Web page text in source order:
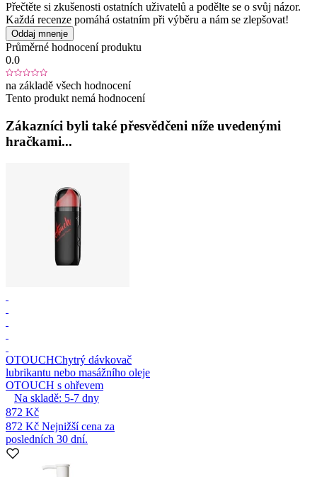
Přečtěte si zkušenosti ostatních uživatelů a podělte se o svůj názor.
Každá recenze pomáhá ostatním při výběru a nám se zlepšovat!
Oddaj mnenje
Průměrné hodnocení produktu
0.0
na základě všech hodnocení
Tento produkt nemá hodnocení
Zákazníci byli také přesvědčeni níže uvedenými
hračkami...
OTOUCHChytrý dávkovač
lubrikantu nebo masážního oleje
OTOUCH s ohřevem
Na skladě: 5-7 dny
872 Kč
872 Kč Nejnižší cena za
posledních 30 dní.